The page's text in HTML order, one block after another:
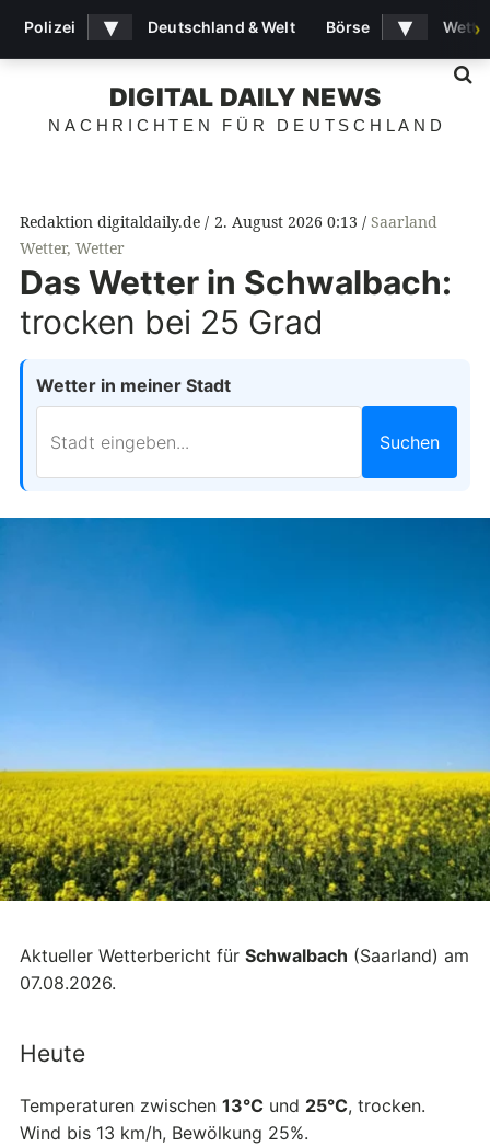
DIGITAL DAILY NEWS
NACHRICHTEN FÜR DEUTSCHLAND
Redaktion digitaldaily.de 2. August 2026 0:13
Saarland
Wetter, Wetter
Das Wetter in Schwalbach:
trocken bei 25 Grad
Wetter in meiner Stadt
Suchen
Aktueller Wetterbericht für Schwalbach (Saarland) am
07.08.2026.
Heute
Temperaturen zwischen 13°C und 25°C, trocken.
Wind bis 13 km/h, Bewölkung 25%.
Polizei ▾ Deutschland & Welt Börse ▾ ›